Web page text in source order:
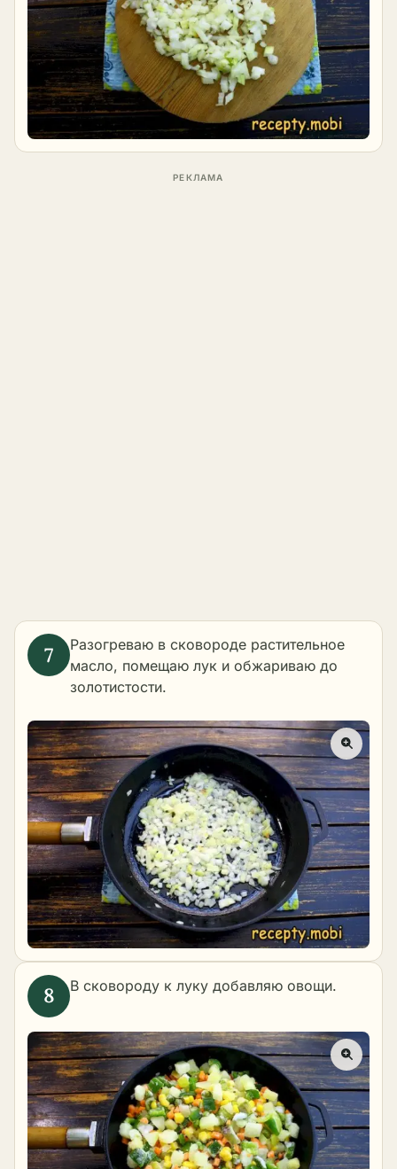
Разогреваю в сковороде растительное
масло, помещаю лук и обжариваю до
золотистости.
В сковороду к луку добавляю овощи.